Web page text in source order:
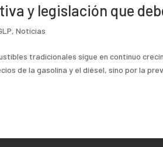
y legislación que
,Noticias
tradicionales sigue en continuo
de la gasolina y el diésel, sino por la